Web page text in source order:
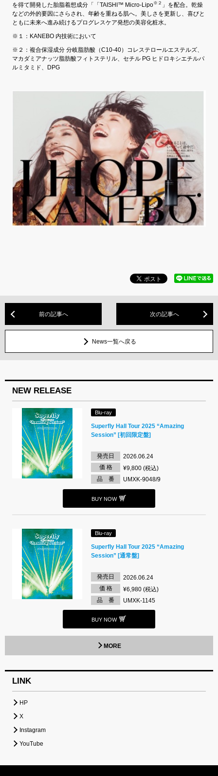
を得て開発した胎脂着想成分「「TAISHI™ Micro-Lipo※ ２ 」を配合。乾燥
などの外的要因にさらされ、年齢を重ねる肌へ。美しさを更新し、喜びと
ともに未来へ進み続けるプログレスケア発想の美容化粧水。
※１：KANEBO 内技術において
※２：複合保湿成分 分岐脂肪酸（C10-40）コレステロールエステルズ、
マカダミアナッツ脂肪酸フィトステリル、セチル PG ヒドロキシエチルパ
ルミタミド、DPG
前の記事へ 次の記事へ
News一覧へ戻る
NEW RELEASE
Blu-ray
Superfly Hall Tour 2025 “Amazing
Session” [初回限定盤]
発売日
2026.06.24
価 格
¥9,800 (税込)
品 番
UMXK-9048/9
BUY NOW
Blu-ray
Superfly Hall Tour 2025 “Amazing
Session” [通常盤]
発売日
2026.06.24
価 格
¥6,980 (税込)
品 番
UMXK-1145
BUY NOW
MORE
LINK
HP
X
Instagram
YouTube